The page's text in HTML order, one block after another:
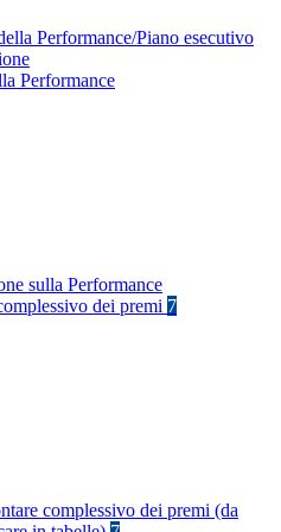
Performance/Piano esecutivo
Performance
sulla Performance
dei premi 7
complessivo dei premi (da